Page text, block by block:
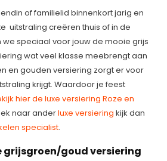
of familielid binnenkort jarig en
uitstraling creëren thuis of in de
we speciaal voor jouw de mooie grijs
wat veel klasse meebrengt aan
en gouden versiering zorgt er voor
krijgt. Waardoor je feest
hier de luxe versiering Roze en
naar anderluxe versiering kijk dan
specialist.
grijsgroen/goud versiering